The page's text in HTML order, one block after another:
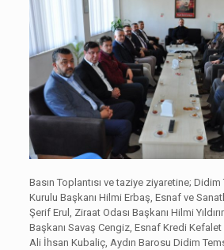
Basın Toplantısı ve taziye ziyaretine;
Kurulu Başkanı Hilmi Erbaş, Esnaf ve
Şerif Erul, Ziraat Odası Başkanı Hilmi
Başkanı Savaş Cengiz, Esnaf Kredi
Ali İhsan Kubaliç, Aydın Barosu Didim